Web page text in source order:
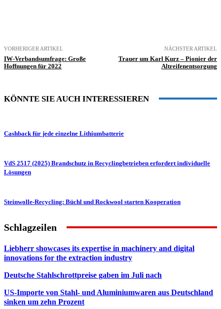
VORHERIGER ARTIKEL
IW-Verbandsumfrage: Große
Hoffnungen für 2022
NÄCHSTER ARTIKEL
Trauer um Karl Kurz – Pionier der
Altreifenentsorgung
KÖNNTE SIE AUCH INTERESSIEREN
Cashback für jede einzelne Lithiumbatterie
VdS 2517 (2025) Brandschutz in Recyclingbetrieben erfordert individuelle
Lösungen
Steinwolle-Recycling: Büchl und Rockwool starten Kooperation
Schlagzeilen
Liebherr showcases its expertise in machinery and digital
innovations for the extraction industry
Deutsche Stahlschrottpreise gaben im Juli nach
US-Importe von Stahl- und Aluminiumwaren aus Deutschland
sinken um zehn Prozent